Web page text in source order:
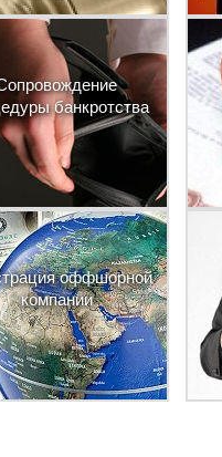
банкротства
оффшорной
компании